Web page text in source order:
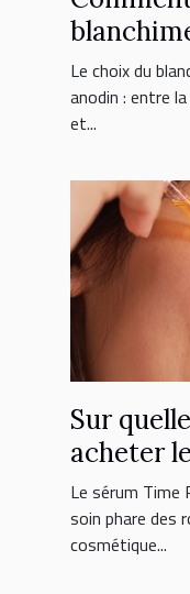
domicile
Le choix du
anodin : entre
et...
Sur
acheter
Le sérum Time
soin phare des
cosmétique...